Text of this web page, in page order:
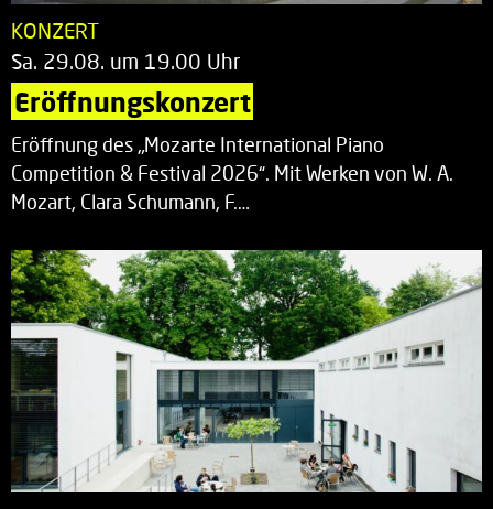
KONZERT
Sa. 29.08. um 19.00 Uhr
Eröffnungskonzert
Eröffnung des „Mozarte International Piano
Competition & Festival 2026“. Mit Werken von W. A.
Mozart, Clara Schumann, F.…